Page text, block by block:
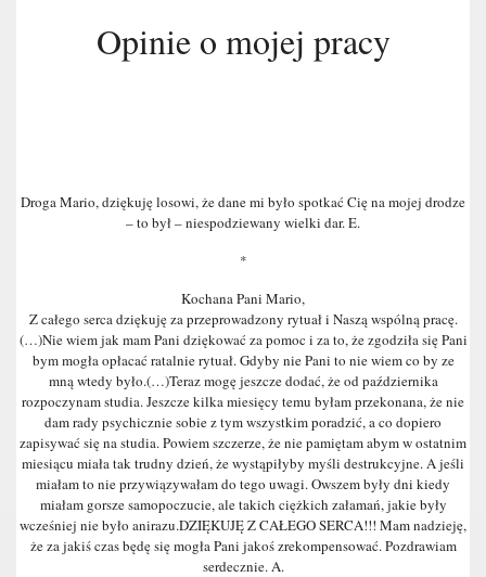
Opinie o mojej pracy
Droga Mario, dziękuję losowi, że dane mi było spotkać Cię na mojej drodze
– to był – niespodziewany wielki dar. E.
*
Kochana Pani Mario,
Z całego serca dziękuję za przeprowadzony rytuał i Naszą wspólną pracę.
(…)Nie wiem jak mam Pani dziękować za pomoc i za to, że zgodziła się Pani
bym mogła opłacać ratalnie rytuał. Gdyby nie Pani to nie wiem co by ze
mną wtedy było.(…)Teraz mogę jeszcze dodać, że od października
rozpoczynam studia. Jeszcze kilka miesięcy temu byłam przekonana, że nie
dam rady psychicznie sobie z tym wszystkim poradzić, a co dopiero
zapisywać się na studia. Powiem szczerze, że nie pamiętam abym w ostatnim
miesiącu miała tak trudny dzień, że wystąpiłyby myśli destrukcyjne. A jeśli
miałam to nie przywiązywałam do tego uwagi. Owszem były dni kiedy
miałam gorsze samopoczucie, ale takich ciężkich załamań, jakie były
wcześniej nie było anirazu.DZIĘKUJĘ Z CAŁEGO SERCA!!! Mam nadzieję,
że za jakiś czas będę się mogła Pani jakoś zrekompensować. Pozdrawiam
serdecznie. A.